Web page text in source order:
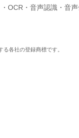
OCR・音声認識・音
各社の登録商標です。